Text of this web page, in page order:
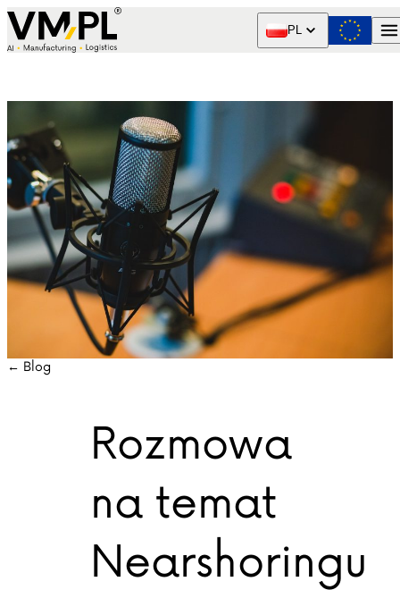
Skip to content
PL
← Blog
Rozmowa
na temat
Nearshoringu